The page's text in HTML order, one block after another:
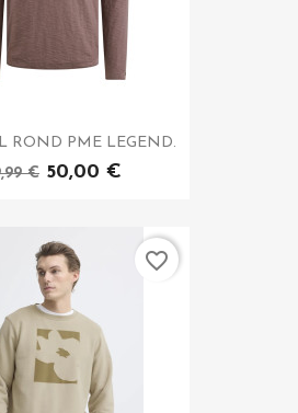
ROND PME LEGEND.
€ 50,00 €
favorite_border